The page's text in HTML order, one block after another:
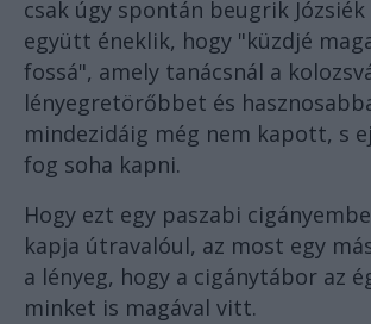
csak úgy spontán beugrik Józsiék
együtt éneklik, hogy "küzdjé
fossá", amely tanácsnál a
lényegretörőbbet és
mindezidáig még nem kapott, s
fog soha kapni.
Hogy ezt egy paszabi
kapja útravalóul, az most egy
a lényeg, hogy a cigánytábor az
minket is magával vitt.